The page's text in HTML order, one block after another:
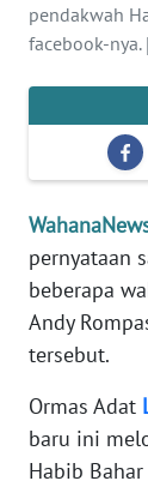
pendakwah
facebook-
pernyataan
beberapa
Andy
tersebut.
Ormas Adat
baru ini
Habib
PENDIDIKAN
EDITORIAL
Informasi
INDEKS
KONTAK
KAMI